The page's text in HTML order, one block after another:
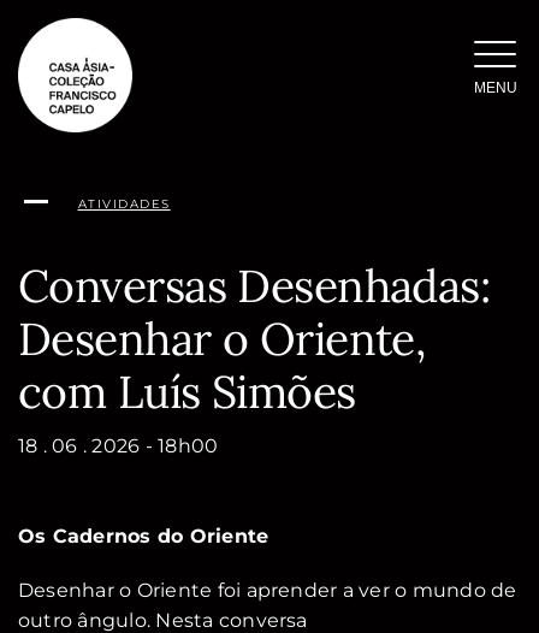
para
conteúdo
MENU
ATIVIDADES
Conversas Desenhadas:
Desenhar o Oriente,
com Luís Simões
18 . 06 . 2026 - 18h00
Os Cadernos do Oriente
Desenhar o Oriente foi aprender a ver o mundo de
outro ângulo. Nesta conversa